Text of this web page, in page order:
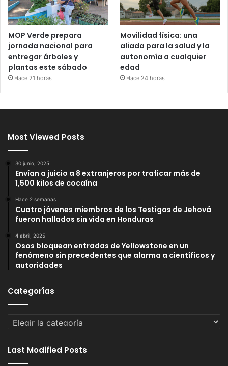
MOP Verde prepara
jornada nacional para
entregar árboles y
plantas este sábado
Hace 21 horas
Movilidad física: una
aliada para la salud y la
autonomía a cualquier
edad
Hace 24 horas
Most Viewed Posts
30 junio, 2025
Envían a juicio a 8 extranjeros por traficar más de
1,500 kilos de cocaína
Hace 2 semanas
Cuatro jóvenes miembros de los Testigos de Jehová
fueron hallados sin vida en Honduras
4 abril, 2025
Osos bloquean entradas de Yellowstone en un
fenómeno sin precedentes que alarma a científicos y
autoridades
Categorías
Categorías
Last Modified Posts